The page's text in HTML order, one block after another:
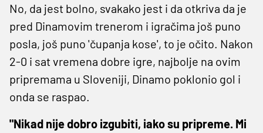
No, da jest bolno, svakako jest i da otkriva da je
pred Dinamovim trenerom i igračima još puno
posla, još puno 'čupanja kose', to je očito. Nakon
2-0 i sat vremena dobre igre, najbolje na ovim
pripremama u Sloveniji, Dinamo poklonio gol i
onda se raspao.
"Nikad nije dobro izgubiti, iako su pripreme. Mi